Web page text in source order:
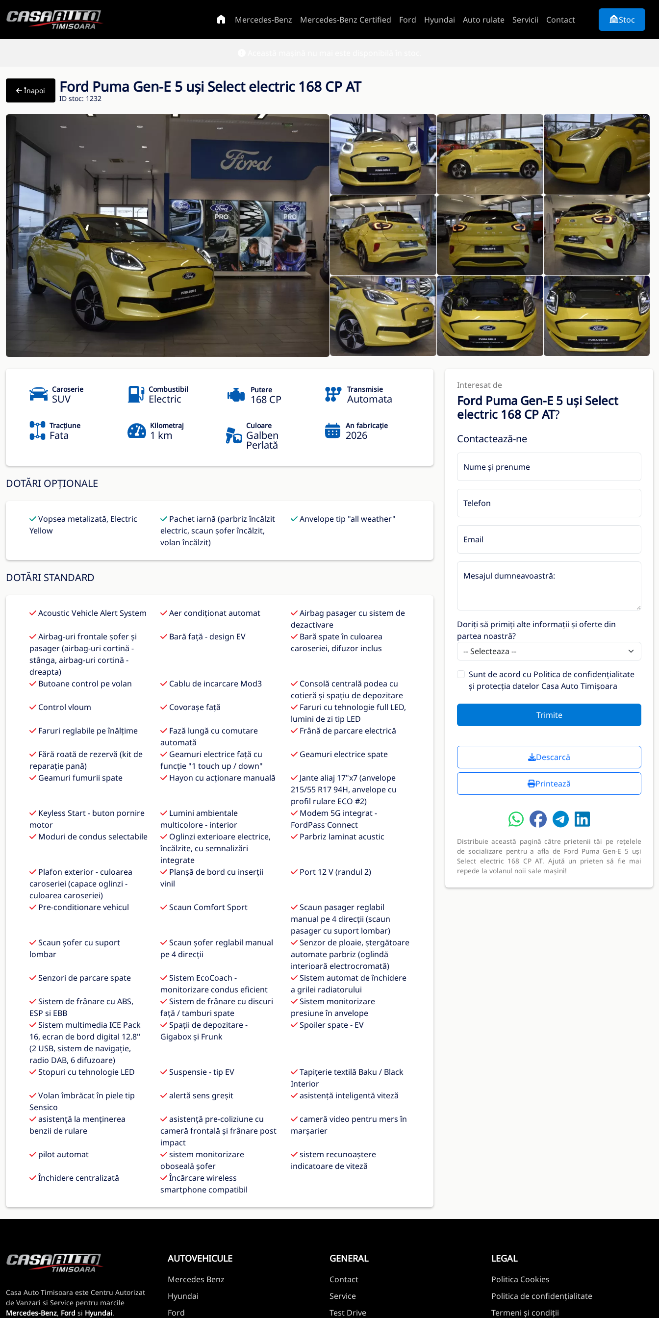
Mercedes-Benz Mercedes-Benz Certified Ford Hyundai Auto rulate Servicii Contact Stoc
Înapoi Ford Puma Gen-E 5 uși Select electric 168 CP AT
ID stoc: 1232
Caroserie
SUV
Combustibil
Electric
Putere
168 CP
Transmisie
Automata
Tracțiune
Fata
Kilometraj
1 km
Culoare
Galben
Perlată
An fabricație
2026
DOTĂRI OPȚIONALE
Vopsea metalizată, Electric
Yellow
Pachet iarnă (parbriz încălzit
electric, scaun șofer încălzit,
volan încălzit)
Anvelope tip "all weather"
DOTĂRI STANDARD
Acoustic Vehicle Alert System Aer condiționat automat
Airbag pasager cu sistem de
dezactivare
Airbag-uri frontale șofer și
pasager (airbag-uri cortină -
stânga, airbag-uri cortină -
dreapta)
Bară față - design EV
Bară spate în culoarea
caroseriei, difuzor inclus
Butoane control pe volan Cablu de incarcare Mod3
Consolă centrală podea cu
cotieră și spațiu de depozitare
Control vloum
Covorașe față
Faruri cu tehnologie full LED,
lumini de zi tip LED
Faruri reglabile pe înălțime
Fază lungă cu comutare
automată
Frână de parcare electrică
Fără roată de rezervă (kit de
reparație pană)
Geamuri electrice față cu
funcție "1 touch up / down"
Geamuri electrice spate
Geamuri fumurii spate Hayon cu acționare manuală
Jante aliaj 17"x7 (anvelope
215/55 R17 94H, anvelope cu
profil rulare ECO #2)
Keyless Start - buton pornire
motor
Lumini ambientale
multicolore - interior
Modem 5G integrat -
FordPass Connect
Moduri de condus selectabile
Oglinzi exterioare electrice,
încălzite, cu semnalizări
integrate
Parbriz laminat acustic
Plafon exterior - culoarea
caroseriei (capace oglinzi -
culoarea caroseriei)
Planșă de bord cu inserții
vinil
Port 12 V (randul 2)
Pre-conditionare vehicul Scaun Comfort Sport
Scaun pasager reglabil
manual pe 4 direcții (scaun
pasager cu suport lombar)
Scaun șofer cu suport
lombar
Scaun șofer reglabil manual
pe 4 direcții
Senzor de ploaie, ștergătoare
automate parbriz (oglindă
interioară electrocromată)
Senzori de parcare spate
Sistem EcoCoach -
monitorizare condus eficient
Sistem automat de închidere
a grilei radiatorului
Sistem de frânare cu ABS,
ESP si EBB
Sistem de frânare cu discuri
față / tamburi spate
Sistem monitorizare
presiune în anvelope
Sistem multimedia ICE Pack
16, ecran de bord digital 12.8''
(2 USB, sistem de navigație,
radio DAB, 6 difuzoare)
Spații de depozitare -
Gigabox și Frunk
Spoiler spate - EV
Stopuri cu tehnologie LED Suspensie - tip EV
Tapițerie textilă Baku / Black
Interior
Volan îmbrăcat în piele tip
Sensico
alertă sens greșit asistență inteligentă viteză
asistență la menținerea
benzii de rulare
asistență pre-coliziune cu
cameră frontală și frânare post
impact
cameră video pentru mers în
marșarier
pilot automat
sistem monitorizare
oboseală șofer
sistem recunoaștere
indicatoare de viteză
Închidere centralizată
Încărcare wireless
smartphone compatibil
Interesat de
Ford Puma Gen-E 5 uși Select
electric 168 CP AT?
Contactează-ne
Nume și prenume
Telefon
Email
Mesajul dumneavoastră:
Doriți să primiți alte informații și oferte din
partea noastră?
Sunt de acord cu Politica de confidențialitate
și protecția datelor Casa Auto Timișoara
Trimite
Descarcă
Printează
Distribuie această pagină către prietenii tăi pe rețelele
de socializare pentru a afla de Ford Puma Gen-E 5 uși
Select electric 168 CP AT. Ajută un prieten să fie mai
repede la volanul noii sale mașini!
Casa Auto Timisoara este Centru Autorizat
de Vanzari si Service pentru marcile
Mercedes-Benz, Ford si Hyundai.
AUTOVEHICULE
Mercedes Benz
Hyundai
Ford
GENERAL
Contact
Service
Test Drive
LEGAL
Politica Cookies
Politica de confidențialitate
Termeni și condiții